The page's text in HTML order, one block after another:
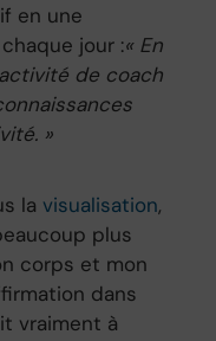
en une
jour :« En
de coach
»
la visualisation,
plus
corps et mon
dans
vraiment à